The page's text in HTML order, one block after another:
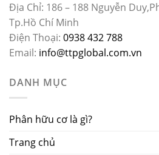
Địa Chỉ: 186 – 188 Nguyễn
Tp.Hồ Chí Minh
Điện Thoại: 0938 432 788
Email: info@ttpglobal.com.vn
DANH MỤC
Phân hữu cơ là gì?
Trang chủ